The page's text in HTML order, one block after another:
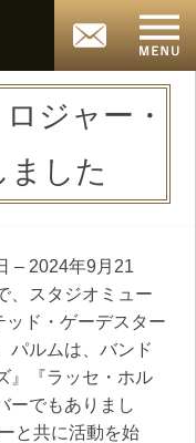
ジャー・
ました
– 2024年9月21
、スタジオミュー
ド・ゲーデスター
パルムは、バンド
』『ラッセ・ホル
ーでもありまし
と共に活動を始